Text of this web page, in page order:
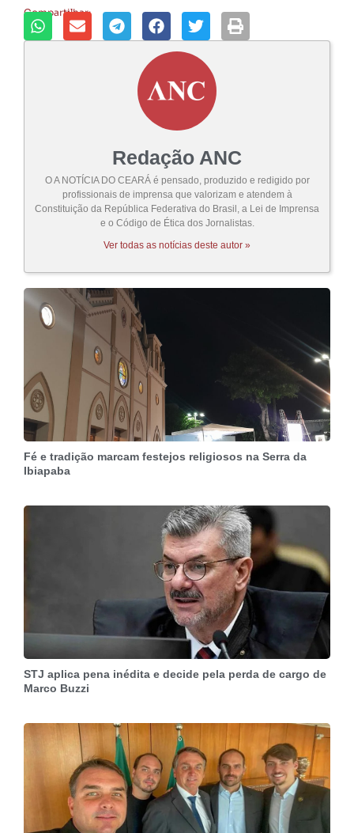
Compartilhar:
Redação ANC
O A NOTÍCIA DO CEARÁ é pensado, produzido e redigido por
profissionais de imprensa que valorizam e atendem à
Constituição da República Federativa do Brasil, a Lei de Imprensa
e o Código de Ética dos Jornalistas.
Ver todas as notícias deste autor »
Fé e tradição marcam festejos religiosos na Serra da
Ibiapaba
STJ aplica pena inédita e decide pela perda de cargo de
Marco Buzzi